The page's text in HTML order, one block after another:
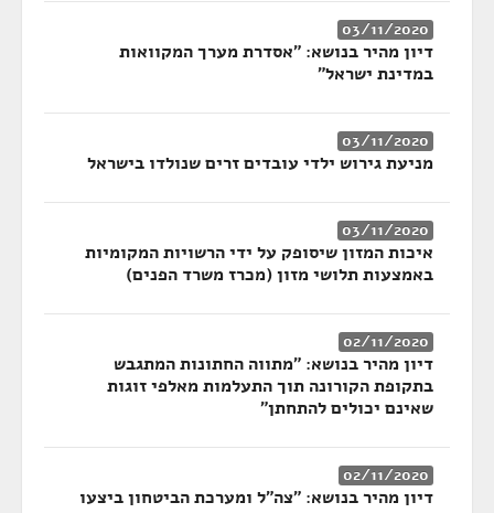
03/11/2020
דיון מהיר בנושא: "אסדרת מערך המקוואות
במדינת ישראל"
03/11/2020
מניעת גירוש ילדי עובדים זרים שנולדו בישראל
03/11/2020
איכות המזון שיסופק על ידי הרשויות המקומיות
באמצעות תלושי מזון (מכרז משרד הפנים)
02/11/2020
דיון מהיר בנושא: "מתווה החתונות המתגבש
בתקופת הקורונה תוך התעלמות מאלפי זוגות
שאינם יכולים להתחתן"
02/11/2020
דיון מהיר בנושא: "צה"ל ומערכת הביטחון ביצעו